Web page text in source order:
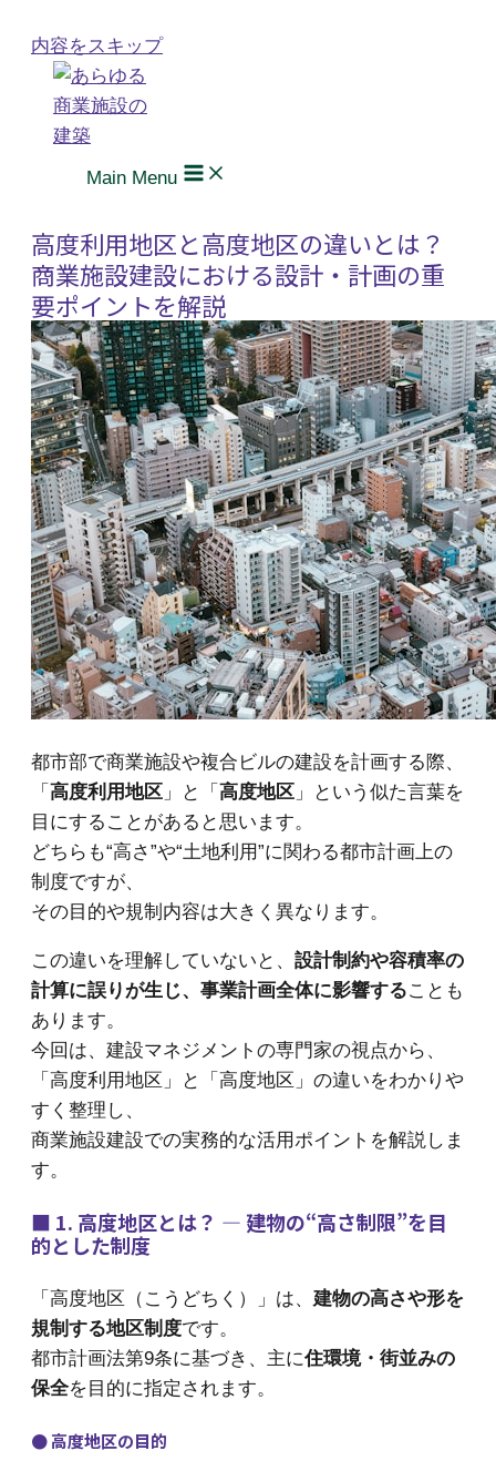
内容をスキップ
Main Menu
高度利用地区と高度地区の違いとは？
商業施設建設における設計・計画の重
要ポイントを解説
都市部で商業施設や複合ビルの建設を計画する際、
「 高度利用地区 」と「 高度地区 」という似た言葉を
目にすることがあると思います。
どちらも“高さ”や“土地利用”に関わる都市計画上の
制度ですが、
その目的や規制内容は大きく異なります。
この違いを理解していないと、 設計制約や容積率の
計算に誤りが生じ、事業計画全体に影響することも
あります。
今回は、建設マネジメントの専門家の視点から、
「高度利用地区」と「高度地区」の違いをわかりや
すく整理し、
商業施設建設での実務的な活用ポイントを解説しま
す。
■ 1. 高度地区とは？ ― 建物の“高さ制限”を目
的とした制度
「高度地区（こうどちく）」は、 建物の高さや形を
規制する地区制度です。
都市計画法第9条に基づき、主に住環境・街並みの
保全を目的に指定されます。
● 高度地区の目的